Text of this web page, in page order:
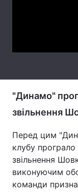
Тема
"Динамо"
звільнення
Перед цим
клубу
звільнення
виконуючим
команди